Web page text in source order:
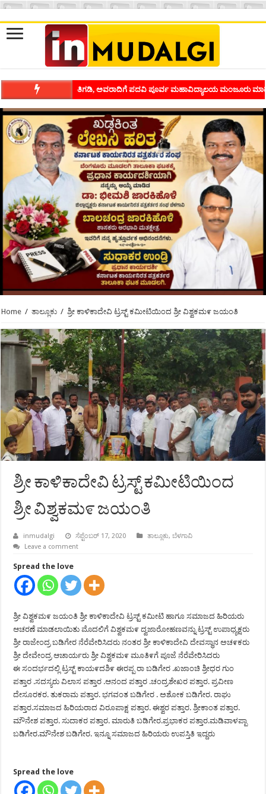
ಶಿವಾಪುರದಲ್ಲಿ ಕವಿಗೋಷ್ಠಿಯ ಸಂಭ್ರಮ ಭಾವನೆಗಳನ್ನು ಕಟ್ಟಿಕೊಡುವ
Home / ತಾಲ್ಲೂಕು / ಶ್ರೀ ಕಾಳಿಕಾದೇವಿ ಟ್ರಸ್ಟ್ ಕಮೀಟಿಯಿಂದ ಶ್ರೀ ವಿಶ್ವಕಮ೯ ಜಯಂತಿ
ಶ್ರೀ ಕಾಳಿಕಾದೇವಿ ಟ್ರಸ್ಟ್ ಕಮೀಟಿಯಿಂದ
ಶ್ರೀ ವಿಶ್ವಕಮ೯ ಜಯಂತಿ
inmudalgi ಸೆಪ್ಟೆಂಬರ್ 17, 2020 ತಾಲ್ಲೂಕು,ಬೆಳಗಾವಿ
Leave a comment
Spread the love
ಶ್ರೀ ವಿಶ್ವಕಮ೯ ಜಯಂತಿ ಶ್ರೀ ಕಾಳಿಕಾದೇವಿ ಟ್ರಸ್ಟ್ ಕಮೀಟಿ ಹಾಗೂ ಸಮಾಜದ ಹಿರಿಯರು
ಆಚರಣೆ ಮಾಡಲಾಯಿತು ಮೊದಲಿಗೆ ವಿಶ್ವಕಮ೯ ದ್ವಜಾರೋಹಣವನ್ನು ಟ್ರಸ್ಟ್ ಉಪಾಧ್ಯಕ್ಷರು
ಶ್ರೀ ರಾಜೇಂದ್ರ ಬಡಿಗೇರ ನೆರೆವೇರಿಸಿದರು ನಂತರ ಶ್ರೀ ಕಾಳಿಕಾದೇವಿ ದೇವಸ್ಥಾನ ಅಚ೯ಕರು
ಶ್ರೀ ದೇವೇಂದ್ರ ಆಚಾರ್ಯರು ಶ್ರೀ ವಿಶ್ವಕಮ೯ ಮೂತಿ೯ಗೆ ಪೂಜೆ ನೆರೆವೇರಿಸಿದರು
ಈ ಸಂದರ್ಭದಲ್ಲಿ ಟ್ರಸ್ಟ್ ಕಾಯ೯ದಶಿ೯ ಈರಪ್ಪ ರಾ ಬಡಿಗೇರ .ಖಜಾಂಚಿ ಶ್ರೀಧರ ಗುಂ
ಪತ್ತಾರ .ಸದಸ್ಯರು ವಿಲಾಸ ಪತ್ತಾರ .ಆನಂದ ಪತ್ತಾರ .ಚಂದ್ರಶೇಖರ ಪತ್ತಾರ. ಪ್ರವೀಣ
ದೇಸೂರಕರ. ತುಕರಾಮ ಪತ್ತಾರ. ಭಗವಂತ ಬಡಿಗೇರ . ಅಶೋಕ ಬಡಿಗೇರ. ರಾಘು
ಪತ್ತಾರ.ಸಮಾಜದ ಹಿರಿಯರಾದ ವಿರೂಪಾಕ್ಷ ಪತ್ತಾರ. ಈಶ್ವರ ಪತ್ತಾರ. ಶ್ರೀಕಾಂತ ಪತ್ತಾರ.
ಮೌನೇಶ ಪತ್ತಾರ. ಸುದಾಕರ ಪತ್ತಾರ. ಮಾರುತಿ ಬಡಿಗೇರ.ಪ್ರಭಾಕರ ಪತ್ತಾರ.ಮಡಿವಾಳಪ್ಪಾ
ಬಡಿಗೇರ.ಮೌನೇಶ ಬಡಿಗೇರ. ಇನ್ನೂ ಸಮಾಜದ ಹಿರಿಯರು ಉಪಸ್ತಿತಿ ಇದ್ದರು
Spread the love